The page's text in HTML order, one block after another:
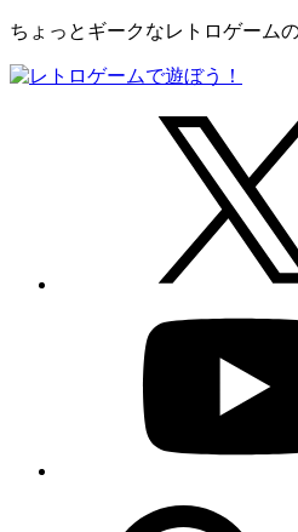
ちょっとギークなレトロゲーム